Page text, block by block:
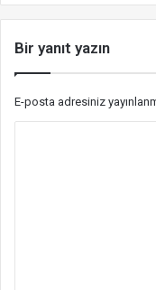
Bir yanıt yazın
E-posta adresiniz